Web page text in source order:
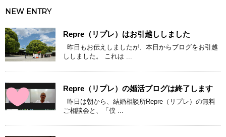
NEW ENTRY
Repre（リプレ）はお引越ししました
昨日もお伝えしましたが、本日からブログをお引越
ししました。 これは ...
Repre（リプレ）の婚活ブログは終了します
昨日は朝から、結婚相談所Repre（リプレ）の無料
ご相談会と、「僕 ...